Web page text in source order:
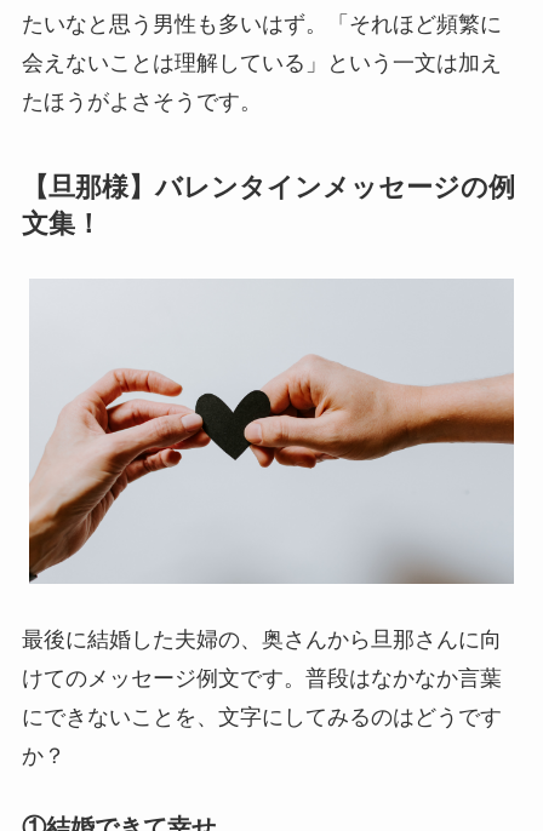
たいなと思う男性も多いはず。「それほど頻繁に
会えないことは理解している」という一文は加え
たほうがよさそうです。
【旦那様】バレンタインメッセージの例
文集！
最後に結婚した夫婦の、奥さんから旦那さんに向
けてのメッセージ例文です。普段はなかなか言葉
にできないことを、文字にしてみるのはどうです
か？